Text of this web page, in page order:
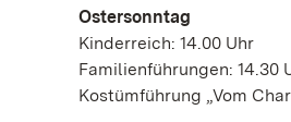
Ostersonntag
Kinderreich: 14.00 Uhr
Familienführungen: 14.30
Kostümführung „Vom